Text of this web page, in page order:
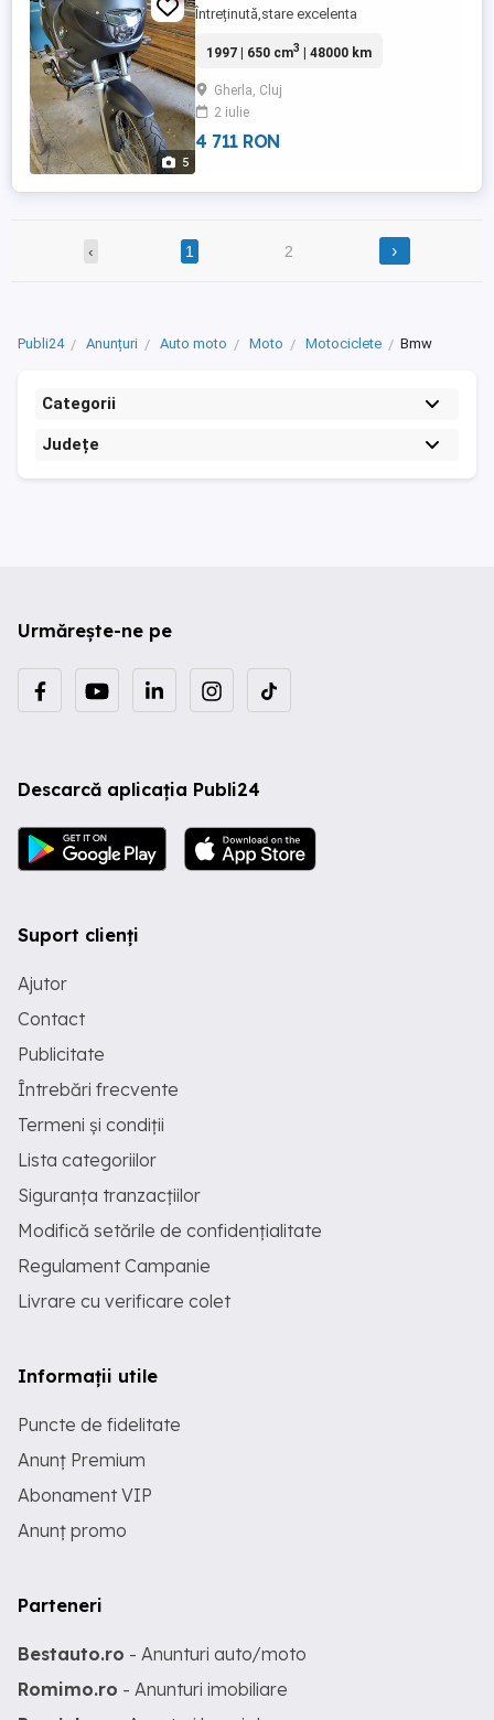
5
Întreținută,stare excelenta
1997 | 650 cm3 | 48000 km
Gherla, Cluj
2 iulie
4 711 RON
‹ 1 2 ›
Publi24 Anunțuri Auto moto Moto Motociclete Bmw
Categorii
Județe
Urmărește-ne pe
Descarcă aplicația Publi24
Suport clienți
Ajutor
Contact
Publicitate
Întrebări frecvente
Termeni și condiții
Lista categoriilor
Siguranța tranzacțiilor
Modifică setările de confidențialitate
Regulament Campanie
Livrare cu verificare colet
Informații utile
Puncte de fidelitate
Anunț Premium
Abonament VIP
Anunț promo
Parteneri
Bestauto.ro - Anunturi auto/moto
Romimo.ro - Anunturi imobiliare